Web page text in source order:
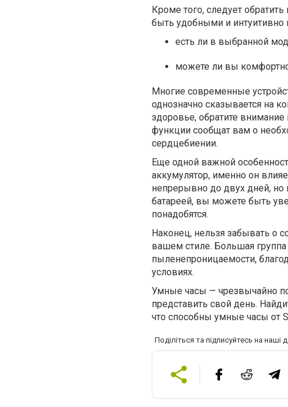
Кроме того, следует
быть удобными и интуитивно
есть ли в выбранной
можете ли вы
Многие современные
однозначно сказывается на
здоровье, обратите
функции сообщат вам о
сердцебиении.
Еще одной важной
аккумулятор, именно он
непрерывно до двух дней, но
батареей, вы можете быть
понадобятся.
Наконец, нельзя забывать о
вашем стиле. Большая
пыленепроницаемости,
условиях.
Умные часы — чрезвычайно
представить свой день.
что способны умные часы от
Поділіться та підписуйтесь на наші